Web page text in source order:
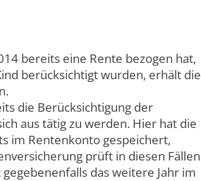
bereits eine Rente bezogen hat,
berücksichtigt wurden, erhält die
die Berücksichtigung der
aus tätig zu werden. Hier hat die
im Rentenkonto gespeichert,
prüft in diesen Fällen
das weitere Jahr im